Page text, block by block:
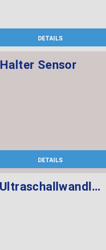
DETAILS
Halter Sensor
DETAILS
Ultraschallwandler ALPINWEISS neu